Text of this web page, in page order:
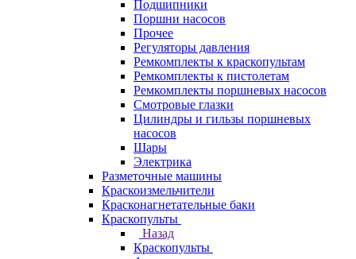
Подшипники
Поршни насосов
Прочее
Регуляторы давления
Ремкомплекты к краскопультам
Ремкомплекты к пистолетам
Ремкомплекты поршневых насосов
Смотровые глазки
Цилиндры и гильзы поршневых
насосов
Шары
Электрика
Разметочные машины
Краскоизмельчители
Красконагнетательные баки
Краскопульты
Назад
Краскопульты